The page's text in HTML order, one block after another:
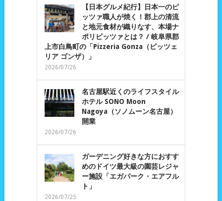
【日本グルメ紀行】日本一のピ
ッツァ職人が焼く！郡上の清流
と地元食材が織りなす、本場ナ
ポリピッツァとは？ / 岐阜県郡
上市白鳥町の「Pizzeria Gonza（ピッツェ
リア ゴンザ）」
2026/07/26
名古屋駅近くのライフスタイル
ホテル SONO Moon
Nagoya（ソノムーン名古屋）
開業
2026/07/26
ガーデニング好きな方におすす
めのドイツ最大級の園芸レジャ
ー施設「エガパーク・エアフル
ト」
2026/07/25